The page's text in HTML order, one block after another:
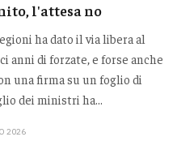
l'attesa no
ha dato il via libera al
anni di forzate, e forse anche
una firma su un foglio di
dei ministri ha...
2026